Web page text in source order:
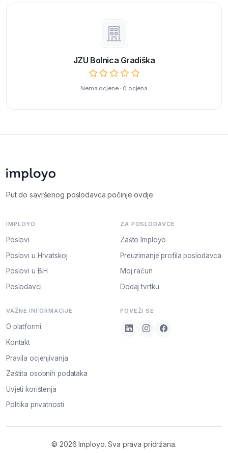
JZU Bolnica Gradiška
Nema ocjene · 0 ocjena
Put do savršenog poslodavca počinje ovdje.
IMPLOYO
Poslovi
Poslovi u Hrvatskoj
Poslovi u BiH
Poslodavci
ZA POSLODAVCE
Zašto Imployo
Preuzimanje profila poslodavca
Moj račun
Dodaj tvrtku
VAŽNE INFORMACIJE
O platformi
Kontakt
Pravila ocjenjivanja
Zaštita osobnih podataka
Uvjeti korištenja
Politika privatnosti
POVEŽI SE
© 2026 Imployo. Sva prava pridržana.